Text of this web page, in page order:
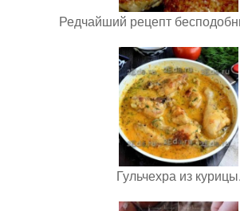
Редчайший рецепт
Гульчехра из курицы.